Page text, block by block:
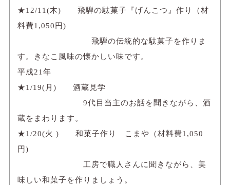
★12/11(木) 飛騨の駄菓子『げんこつ』作り（材
料費1,050円)
飛騨の伝統的な駄菓子を作りま
す。きなこ風味の懐かしい味です。
平成21年
★1/19(月) 酒蔵見学
9代目当主のお話を聞きながら、酒
蔵をまわります。
★1/20(火 ) 和菓子作り こまや（材料費1,050
円)
工房で職人さんに聞きながら、美
味しい和菓子を作りましょう。